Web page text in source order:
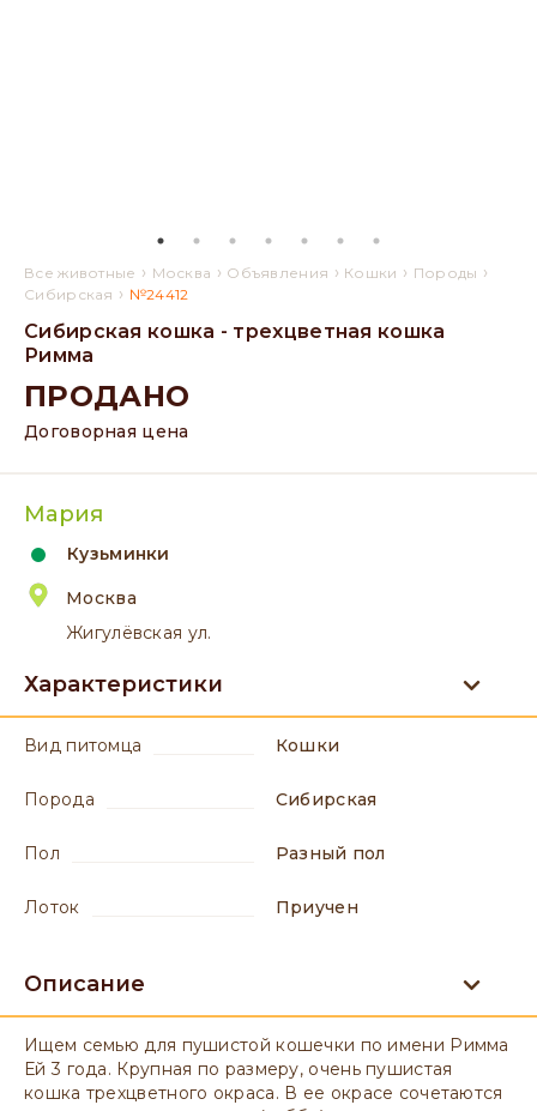
Все животные › Москва › Объявления › Кошки › Породы ›
Сибирская › №24412
Сибирская кошка - трехцветная кошка
Римма
ПРОДАНО
Договорная цена
Мария
Кузьминки
Москва
Жигулёвская ул.
Характеристики
вид питомца Кошки
порода Сибирская
пол разный пол
лоток приучен
Описание
Ищем семью для пушистой кошечки по имени Римма
Ей 3 года. Крупная по размеру, очень пушистая
кошка трехцветного окраса. В ее окрасе сочетаются